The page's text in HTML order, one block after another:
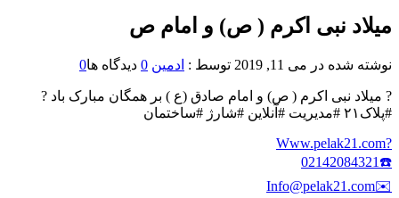
میلاد نبی اکرم ( ص) و امام ص
نوشته شده در می 11, 2019 توسط : ادمین 0 دیدگاه ها0
? میلاد نبی اکرم ( ص) و امام صادق (ع ) بر همگان مبارک باد ?
#پلاک۲۱ #مدیریت #آنلاین #شارژ #ساختمان
?Www.pelak21.com
☎️02142084321
✉️Info@pelak21.com